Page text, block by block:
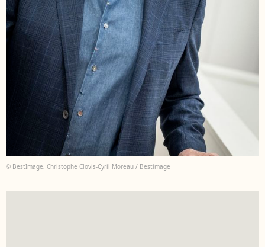
© BestImage, Christophe Clovis-Cyril Moreau / Bestimage